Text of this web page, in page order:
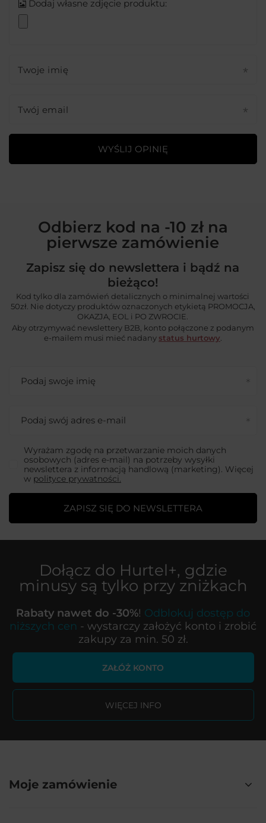
Dodaj własne zdjęcie produktu:
Twoje imię
Twój email
WYŚLIJ OPINIĘ
Odbierz kod na -10 zł na
pierwsze zamówienie
Zapisz się do newslettera i bądź na
bieżąco!
Kod tylko dla zamówień detalicznych o minimalnej wartości
50zł. Nie dotyczy produktów oznaczonych etykietą PROMOCJA,
OKAZJA, EOL i PO ZWROCIE.
Aby otrzymywać newslettery B2B, konto połączone z podanym
e-mailem musi mieć nadany status hurtowy.
Podaj swoje imię
Podaj swój adres e-mail
Wyrażam zgodę na przetwarzanie moich danych
osobowych (adres e-mail) na potrzeby wysyłki
newslettera z informacją handlową (marketing). Więcej
w polityce prywatności.
ZAPISZ SIĘ DO NEWSLETTERA
Dołącz do Hurtel+, gdzie
minusy są tylko przy zniżkach
Rabaty nawet do -30%! Odblokuj dostęp do
niższych cen - wystarczy założyć konto i zrobić
zakupy za min. 50 zł.
ZAŁÓŻ KONTO
WIĘCEJ INFO
Moje zamówienie